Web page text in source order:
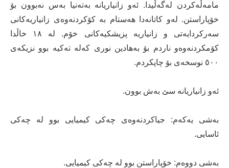
مامەڵەکردن لەگەڵیدا. ئەو زانیاریانە بەتەنیا بەس نەبوون بۆ
خۆپاراستن. لەو کاتانەدا ھەستام بە کۆکردنەوەی زانیاریەکانی
سەرکردایەتی و زانیاریە پزیشکیەکانی خۆم. لە ١٨ خاڵدا
کۆمکردنەوەو ناردم بۆ بەھادین نوری کەلە تەکیە بوو نزیکەی
٥٠٠ نوسخەی بۆ چاپکردم.
ئەو زانیاریانە سێ بەش بوون.
بەشی یەکەم: جیاکردنەوەی چەکی کیمیایی بوو لە چەکی
ئاسایی.
بەشی دووەم: خۆپاراستن بوو لە چەکی کیمیایی.